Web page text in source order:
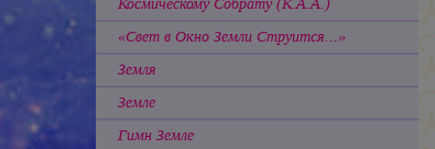
«Свет в Окно Земли Струится...»
Земля
Земле
Гимн Земле